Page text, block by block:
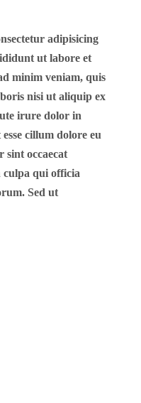
adipisicing
ut labore et
minim veniam, quis
nisi ut aliquip ex
irure dolor in
cillum dolore eu
sint occaecat
qui officia
Sed ut